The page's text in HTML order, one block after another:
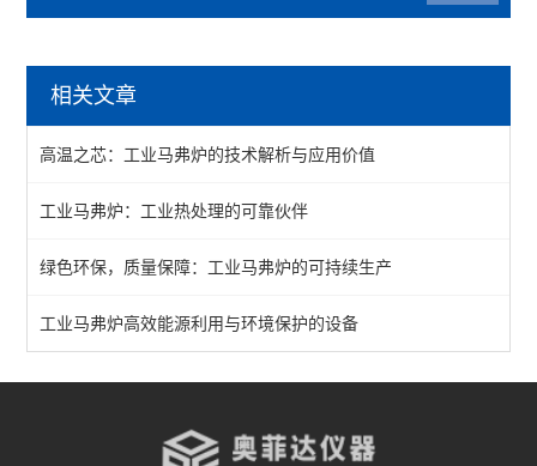
陶瓷纤维马弗炉
箱式马弗炉
分体式马弗炉
实验室马弗炉
箱式高温炉
相关文章
高温之芯：工业马弗炉的技术解析与应用价值
工业马弗炉：工业热处理的可靠伙伴
绿色环保，质量保障：工业马弗炉的可持续生产
工业马弗炉高效能源利用与环境保护的设备